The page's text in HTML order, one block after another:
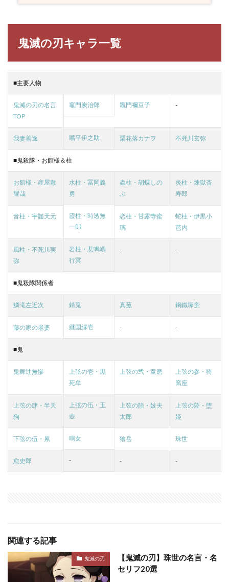
鬼滅の刃キャラ一覧
■主要人物
鬼滅の刃の名言
TOP
竈門炭治郎 竈門禰豆子 -
我妻善逸 嘴平伊之助 栗花落カナヲ 不死川玄弥
■鬼殺隊・お館様＆柱
お館様・産屋敷
耀哉
水柱・冨岡義
勇
蟲柱・胡蝶しの
ぶ
炎柱・煉獄杏
寿郎
音柱・宇髄天元
霞柱・時透無
一郎
恋柱・甘露寺蜜
璃
蛇柱・伊黒小
芭内
風柱・不死川実
弥
岩柱・悲鳴嶼
行冥
- -
■鬼殺隊関係者
鱗滝左近次 錆兎 真菰 鋼鐵塚蛍
藤の家の老婆 継国縁壱 - -
■鬼
鬼舞辻無惨
上弦の壱・黒
死牟
上弦の弐・童磨
上弦の参・猗
窩座
上弦の肆・半天
狗
上弦の伍・玉
壺
上弦の陸・妓夫
太郎
上弦の陸・堕
姫
下弦の伍・累 鳴女 獪岳 珠世
愈史郎 - - -
関連する記事
鬼滅の刃
【鬼滅の刃】珠世の名言・名
セリフ20選